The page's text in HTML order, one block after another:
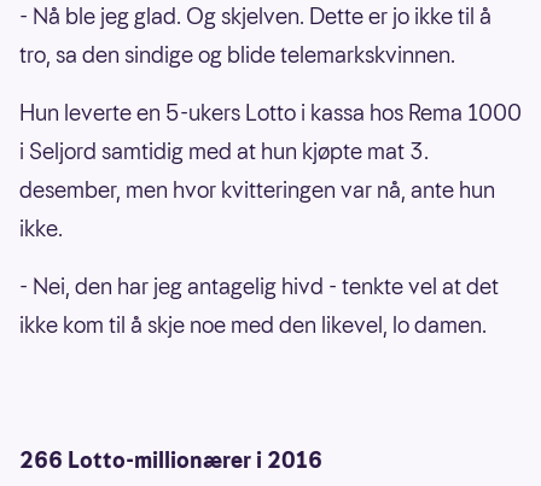
- Nå ble jeg glad. Og skjelven. Dette er jo ikke til å
tro, sa den sindige og blide telemarkskvinnen.
Hun leverte en 5-ukers Lotto i kassa hos Rema 1000
i Seljord samtidig med at hun kjøpte mat 3.
desember, men hvor kvitteringen var nå, ante hun
ikke.
- Nei, den har jeg antagelig hivd - tenkte vel at det
ikke kom til å skje noe med den likevel, lo damen.
266 Lotto-millionærer i 2016